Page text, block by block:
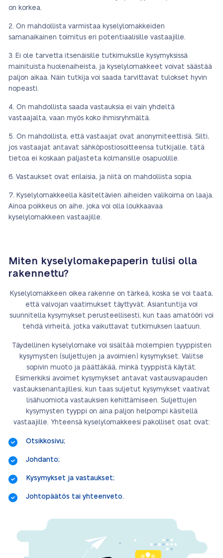
on korkea.
On mahdollista varmistaa kyselylomakkeiden
samanaikainen toimitus eri potentiaalisille vastaajille.
Ei ole tarvetta itsenäisille tutkimuksille kysymyksissä
mainituista huolenaiheista, ja kyselylomakkeet voivat säästää
paljon aikaa. Näin tutkija voi saada tarvittavat tulokset hyvin
nopeasti.
On mahdollista saada vastauksia ei vain yhdeltä
vastaajalta, vaan myös koko ihmisryhmältä.
On mahdollista, että vastaajat ovat anonymiteettisiä. Silti,
jos vastaajat antavat sähköpostiosoitteensa tutkijalle, tätä
tietoa ei koskaan paljasteta kolmansille osapuolille.
Vastaukset ovat erilaisia, ja niitä on mahdollista sopia.
Kyselylomakkeella käsiteltävien aiheiden valikoima on laaja.
Ainoa poikkeus on aihe, joka voi olla loukkaavaa
kyselylomakkeen vastaajille.
Miten kyselylomakepaperin tulisi olla
rakennettu?
Kyselylomakkeen oikea rakenne on tärkeä, koska se voi taata,
että valvojan vaatimukset täyttyvät. Asiantuntija voi
suunnitella kysymykset perusteellisesti, kun taas amatööri voi
tehdä virheitä, jotka vaikuttavat tutkimuksen laatuun.
Täydellinen kyselylomake voi sisältää molempien tyyppisten
kysymysten (suljettujen ja avoimien) kysymykset. Valitse
sopivin muoto ja päättäkää, minkä tyyppistä käytät.
Esimerkiksi avoimet kysymykset antavat vastausvapauden
vastauksenantajillesi, kun taas suljetut kysymykset vaativat
lisähuomiota vastauksien kehittämiseen. Suljettujen
kysymysten tyyppi on aina paljon helpompi käsitellä
vastaajille. Yhteensä kyselylomakkeesi pakolliset osat ovat:
Otsikkosivu;
Johdanto;
Kysymykset ja vastaukset;
Johtopäätös tai yhteenveto.